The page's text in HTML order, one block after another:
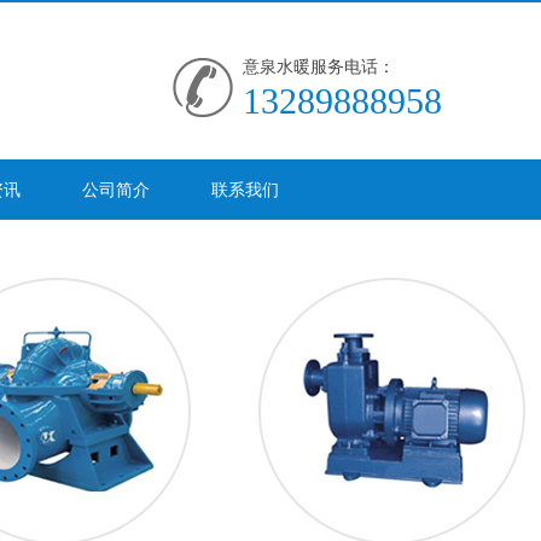
意泉水暖服务电话：
13289888958
公司简介 联系我们